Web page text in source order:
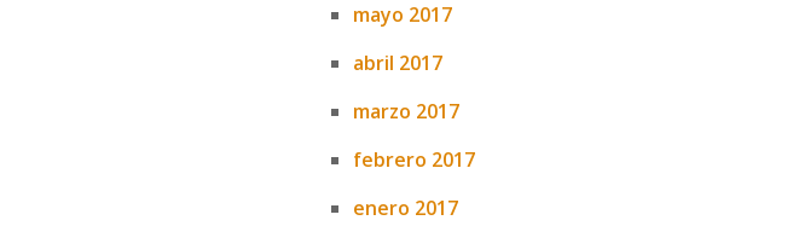
mayo 2017
abril 2017
marzo 2017
febrero 2017
enero 2017